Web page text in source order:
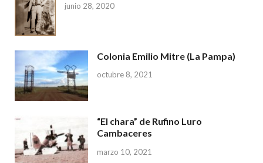
junio 28, 2020
Colonia Emilio Mitre (La Pampa)
octubre 8, 2021
“El chara” de Rufino Luro
Cambaceres
marzo 10, 2021